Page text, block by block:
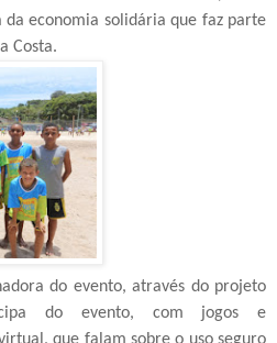
da economia solidária que faz parte
Costa.
do evento, através do projeto
do evento, com jogos e
que falam sobre o uso seguro